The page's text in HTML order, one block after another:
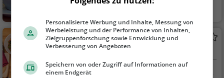
hen, Frühstück, Gebä
ck / Teigwaren
Goldener Hirsch
Restaurant in Schriesheim
Schriesheim
Personalisierte Werbung und Inhalte, Messung von
Werbeleistung und der Performance von Inhalten,
Zielgruppenforschung sowie Entwicklung und
Verbesserung von Angeboten
Speichern von oder Zugriff auf Informationen auf
einem Endgerät